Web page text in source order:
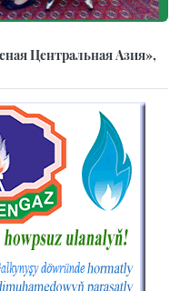
Центральная Азия»,